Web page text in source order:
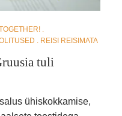
REISI REISIMATA
tuli
ühiskokkamise,